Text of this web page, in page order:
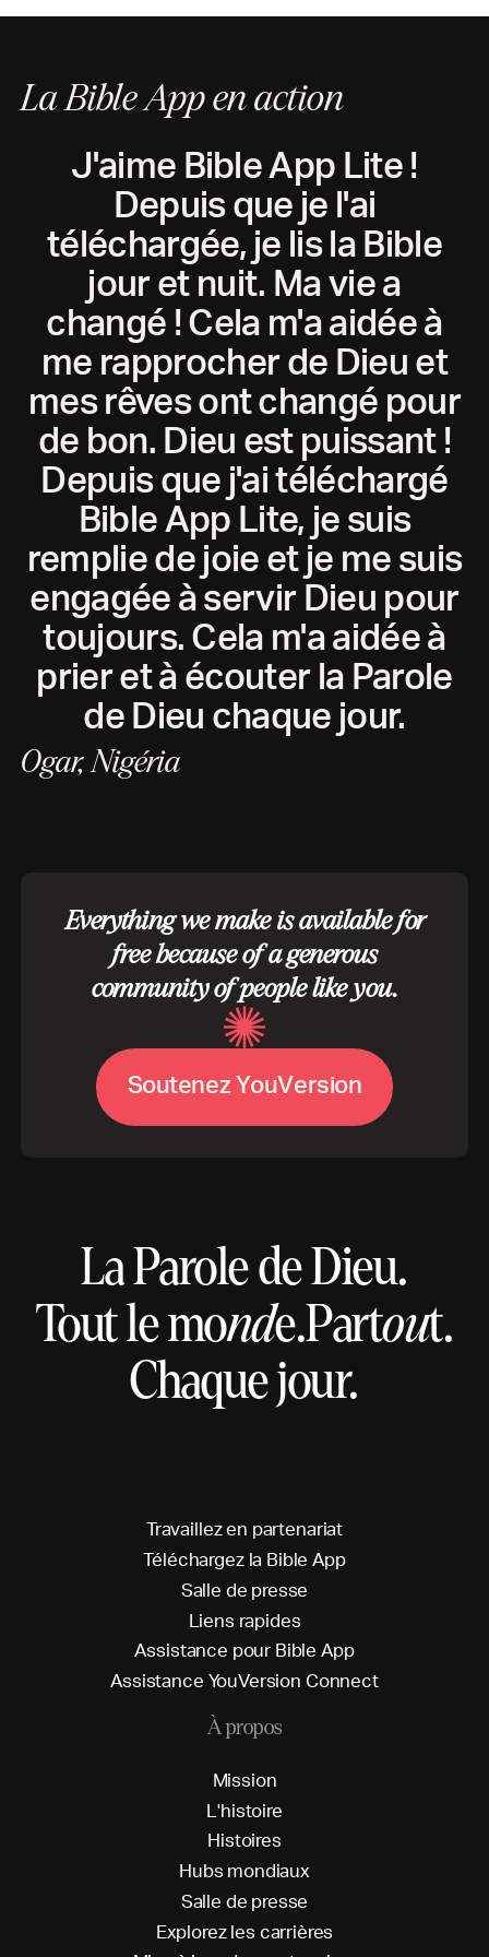
La Bible App en action
J'aime Bible App Lite !
Depuis que je l'ai
téléchargée, je lis la Bible
jour et nuit. Ma vie a
changé ! Cela m'a aidée à
me rapprocher de Dieu et
mes rêves ont changé pour
de bon. Dieu est puissant !
Depuis que j'ai téléchargé
Bible App Lite, je suis
remplie de joie et je me suis
engagée à servir Dieu pour
toujours. Cela m'a aidée à
prier et à écouter la Parole
de Dieu chaque jour.
Ogar, Nigéria
Everything we make is available for
free because of a generous
community of people like you.
SoutenezYouVersion
La Parole de Dieu.
Tout le monde.Partout.
Chaque jour.
Travaillezen partenariat
Téléchargez la Bible App
Salle de presse
L iens rapides
Assistance pour Bible App
Assistance YouVersion Connect
À propos
Mission
L'histoire
Histoires
Hubs mondiaux
Salle de presse
Explorez les carrières